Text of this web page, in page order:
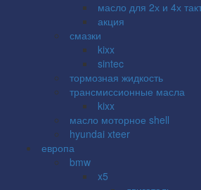
масло для 2х и 4х
акция
смазки
kixx
sintec
тормозная жидкость
трансмиссионные масла
kixx
масло моторное shell
hyundai xteer
европа
bmw
x5